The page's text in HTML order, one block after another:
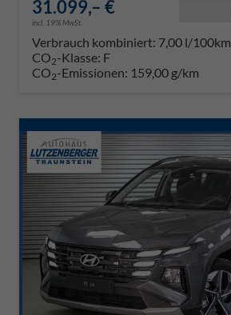
31.099,– €
incl. 19% MwSt.
Verbrauch kombiniert: 7,00 l/100km
CO2-Klasse: F
CO2-Emissionen: 159,00 g/km